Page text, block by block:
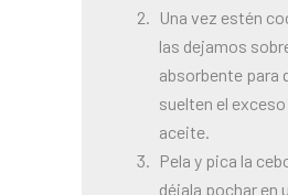
Una vez estén
las dejamos
absorbente para
suelten el
aceite.
Pela y pica la
déjala pochar en